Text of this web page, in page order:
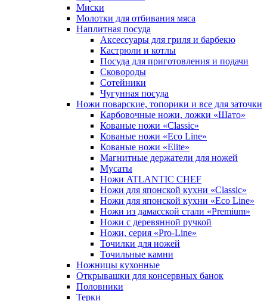
Миски
Молотки для отбивания мяса
Наплитная посуда
Аксессуары для гриля и барбекю
Кастрюли и котлы
Посуда для приготовления и подачи
Сковороды
Сотейники
Чугунная посуда
Ножи поварские, топорики и все для заточки
Карбовочные ножи, ложки «Шато»
Кованые ножи «Classic»
Кованые ножи «Eco Line»
Кованые ножи «Elite»
Магнитные держатели для ножей
Мусаты
Ножи ATLANTIC CHEF
Ножи для японской кухни «Classic»
Ножи для японской кухни «Eco Line»
Ножи из дамасской стали «Premium»
Ножи с деревянной ручкой
Ножи, серия «Pro-Line»
Точилки для ножей
Точильные камни
Ножницы кухонные
Открывашки для консервных банок
Половники
Терки